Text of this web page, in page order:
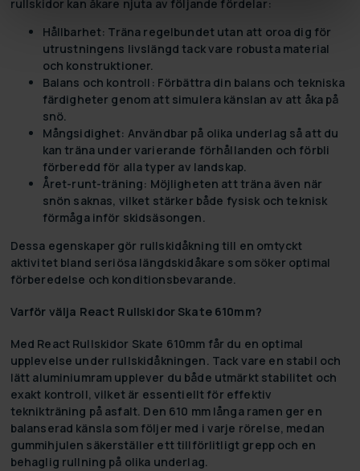
rullskidor kan åkare njuta av följande fördelar:
Hållbarhet: Träna regelbundet utan att oroa dig för
utrustningens livslängd tack vare robusta material
och konstruktioner.
Balans och kontroll : Förbättra din balans och tekniska
färdigheter genom att simulera känslan av att åka på
snö.
Mångsidighet: Användbar på olika underlag så att du
kan träna under varierande förhållanden och förbli
förberedd för alla typer av landskap.
Året-runt-träning: Möjligheten att träna även när
snön saknas, vilket stärker både fysisk och teknisk
förmåga inför skidsäsongen.
Dessa egenskaper gör rullskidåkning till en omtyckt
aktivitet bland seriösa längdskidåkare som söker optimal
förberedelse och konditionsbevarande.
Varför välja React Rullskidor Skate 610mm?
Med React Rullskidor Skate 610mm får du en optimal
upplevelse under rullskidåkningen. Tack vare en stabil och
lätt aluminiumram upplever du både utmärkt stabilitet och
exakt kontroll, vilket är essentiellt för effektiv
teknikträning på asfalt. Den 610 mm långa ramen ger en
balanserad känsla som följer med i varje rörelse, medan
gummihjulen säkerställer ett tillförlitligt grepp och en
behaglig rullning på olika underlag.